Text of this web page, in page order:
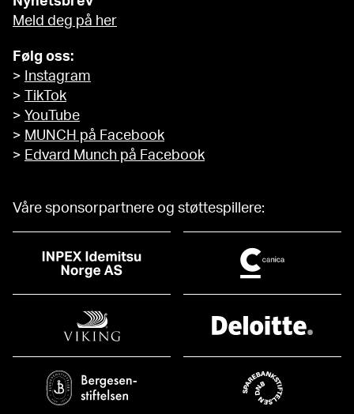
Meld deg på her
Følg oss:
>
Instagram
>
TikTok
> YouTube
> MUNCH på Facebook
> Edvard Munch på Facebook
Våre sponsorpartnere og støttespillere: